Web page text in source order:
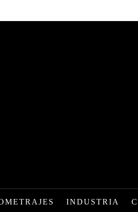
INDUSTRIA